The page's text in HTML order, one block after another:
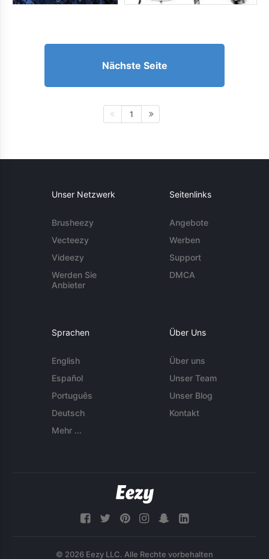
Nächste Seite
1
Unser Netzwerk
Brusheezy
Vecteezy
Videezy
Werden Sie
Anbieter
Seitenlinks
Angebote
Werben
Support
DMCA
Sprachen
English
Español
Português
Deutsch
Mehr ...
Über Uns
Über uns
Unser Team
Unser Blog
Kontakt
© 2026 Eezy LLC. Alle Rechte vorbehalten